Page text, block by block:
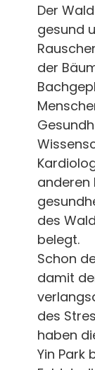
Der
gesund
der
anderen
des
belegt.
Schon
damit
des
haben
Yin Park